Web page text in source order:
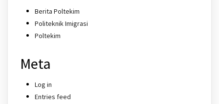
Berita Poltekim
Politeknik Imigrasi
Poltekim
Meta
Log in
Entries feed